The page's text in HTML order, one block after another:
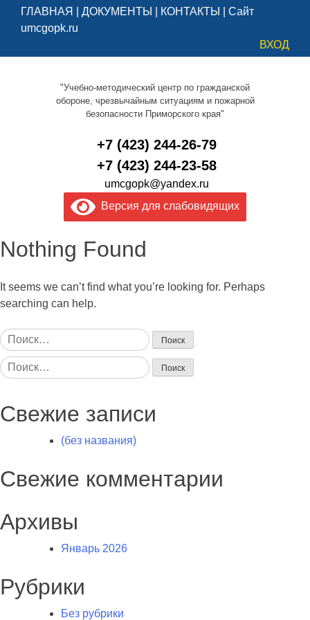
ГЛАВНАЯ ДОКУМЕНТЫ КОНТАКТЫ
Сайт
umcgopk.ru
ВХОД
"Учебно-методический центр по гражданской
обороне, чрезвычайным ситуациям и пожарной
безопасности Приморского края"
+7 (423) 244-26-79
+7 (423) 244-23-58
umcgopk@yandex.ru
Версия для слабовидящих
Nothing Found
It seems we can’t find what you’re looking for. Perhaps
searching can help.
Найти:
Найти:
Свежие записи
(без названия)
Свежие комментарии
Архивы
Январь 2026
Рубрики
Без рубрики